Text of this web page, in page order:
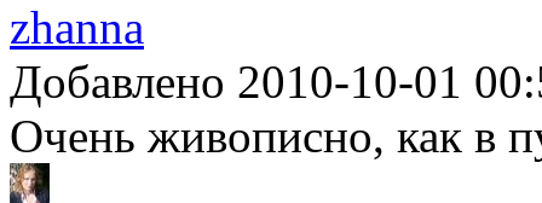
zhanna
Добавлено 2010-10-01
Очень живописно, как в